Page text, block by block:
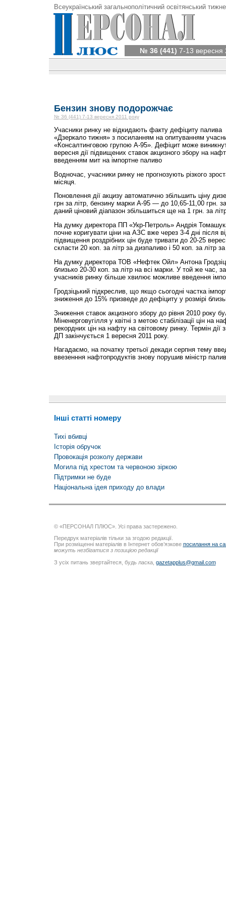
Всеукраїнський загальнополітичний освітянський
№ 36 (441) 7-13 вересня
Бензин знову подорожчає
№ 36 (441) 7-13 вересня 2011 року
Учасники ринку не відкидають факту дефіциту палива
«Дзеркало тижня» з посиланням на опитуванням
«Консалтинговою групою А-95». Дефіцит може
вересня дії підвищених ставок акцизного збору на
введенням мит на імпортне паливо
Водночас, учасники ри­нку не прогнозують різкого
місяця.
Поновлення дії акцизу автоматично збільшить ціну
грн за літр, бензину марки А-95 — до 10,65-11,00 грн.
даний ціновий діапазон збільшиться ще на 1 грн. за
На думку директора ПП «Укр-Петроль» Андрія
почне коригувати ціни на АЗС вже через 3-4 дні після
підвищення роздрібних цін буде тривати до 20-25
скласти 20 коп. за літр за дизпаливо і 50 коп. за літр
На думку директора ТОВ «Нефтек Ойл» Антона
близько 20-30 коп. за літр на всі марки. У той же час,
учасників ринку більше хвилює можливе введення
Гродзіцький підкреслив, що якщо сьогодні частка
зниження до 15% призведе до дефіциту у розмірі
Зниження ставок акцизного збору до рівня 2010 року
Міненерговугілля у квітні з метою стабілізації цін на
рекордних цін на нафту на світовому ринку. Термін дії
ДП закінчується 1 вересня 2011 року.
Нагадаємо, на початку третьої декади серпня тему
ввезенння нафтопродуктів знову порушив міністр
Інші статті номеру
Тихі вбивці
Історія обручок
Провокація розколу держави
Могила під хрестом та червоною зіркою
Підтримки не буде
Національна ідея приходу до влади
© «ПЕРСОНАЛ ПЛЮС». Усі права застережено.
Передрук матеріалів тільки за згодою редакції.
При розміщенні матеріалів в Інтернет обов’язкове посилання на
можуть незбігатися з позицією редакції
З усіх питань звертайтеся, будь ласка, gazetapplus@gmail.com